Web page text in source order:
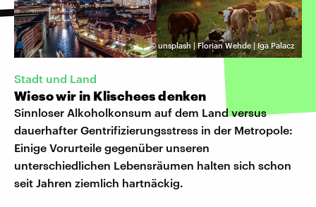
©unsplash | Florian Wehde | Iga Palacz
Stadt und Land
Wieso wir in Klischees denken
Sinnloser Alkoholkonsum auf dem Land versus
dauerhafter Gentrifizierungsstress in der Metropole:
Einige Vorurteile gegenüber unseren
unterschiedlichen Lebensräumen halten sich schon
seit Jahren ziemlich hartnäckig.